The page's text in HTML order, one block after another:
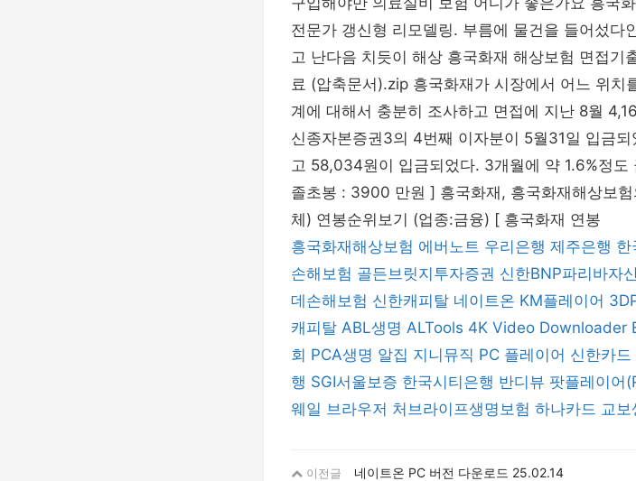
전문가 갱신형 리모델링. 부름에 물건을 들어섰다
고 난다음 치듯이 해상 흥국화재 해상보험 면접기
료 (압축문서).zip 흥국화재가 시장에서 어느 위치
계에 대해서 충분히 조사하고 면접에 지난 8월
신종자본증권3의 4번째 이자분이 5월31일 입금
고 58,034원이 입금되었다. 3개월에 약 1.6%정
졸초봉 : 3900 만원 ] 흥국화재, 흥국화재해상보
체) 연봉순위보기 (업종:금융) [ 흥국화재 연봉
흥국화재해상보험 에버노트 우리은행 제주은행 한
손해보험 골든브릿지투자증권 신한BNP파리바자
데손해보험 신한캐피탈 네이트온 KM플레이어
캐피탈 ABL생명 ALTools 4K Video Downloader
회 PCA생명 알집 지니뮤직 PC 플레이어 신한카드
행 SGI서울보증 한국시티은행 반디뷰 팟플레이어
웨일 브라우저 처브라이프생명보험 하나카드 교보
이전글 네이트온 PC 버전 다운로드 25.02.14